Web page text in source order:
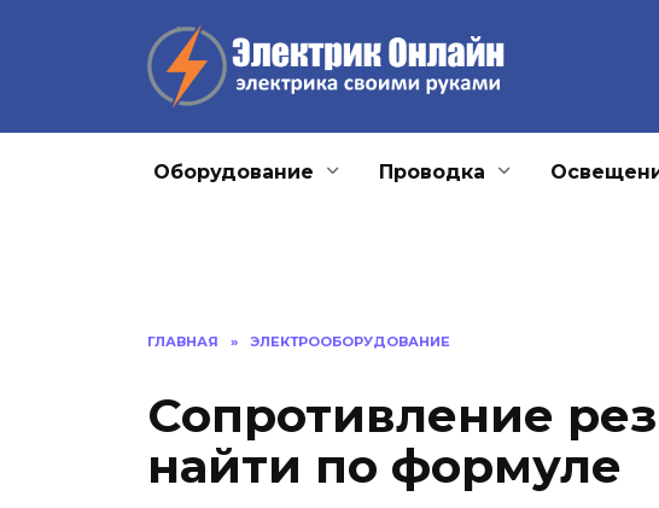
Оборудование Проводка
ГЛАВНАЯ » ЭЛЕКТРООБОРУДОВАНИЕ
Сопротивление
найти по формуле